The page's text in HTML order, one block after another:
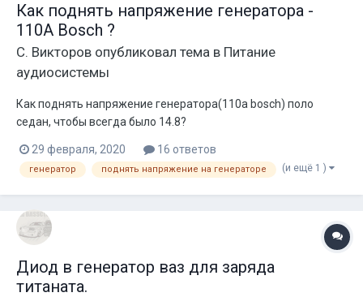
Как поднять напряжение генератора -
110A Bosch ?
С. Викторов опубликовал тема в Питание
аудиосистемы
Как поднять напряжение генератора(110а bosch) поло
седан, чтобы всегда было 14.8?
29 февраля, 2020 16 ответов
генератор поднять напряжение на генераторе (и ещё 1 )
Диод в генератор ваз для заряда
титаната.